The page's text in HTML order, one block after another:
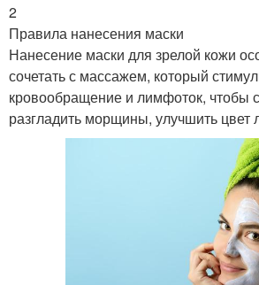
2
Правила нанесения маски
Нанесение маски для зрелой кожи
сочетать с массажем, который
кровообращение и лимфоток, чтобы
разгладить морщины, улучшить цвет